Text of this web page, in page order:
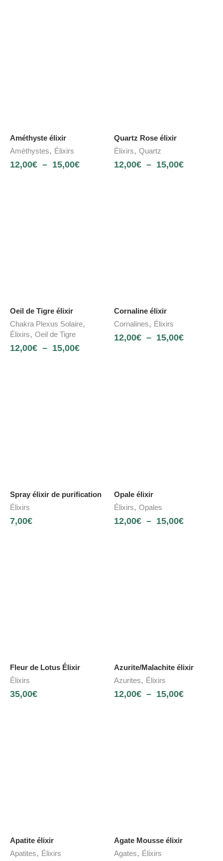
Améthyste élixir
Améthystes, Élixirs
12,00€ – 15,00€
Quartz Rose élixir
Élixirs, Quartz
12,00€ – 15,00€
Oeil de Tigre élixir
Chakra Plexus Solaire,
Élixirs, Oeil de Tigre
12,00€ – 15,00€
Cornaline élixir
Cornalines, Élixirs
12,00€ – 15,00€
Spray élixir de purification
Élixirs
7,00€
Opale élixir
Élixirs, Opales
12,00€ – 15,00€
Fleur de Lotus Élixir
Élixirs
35,00€
Azurite/Malachite élixir
Azurites, Élixirs
12,00€ – 15,00€
Apatite élixir
Apatites, Élixirs
Agate Mousse élixir
Agates, Élixirs